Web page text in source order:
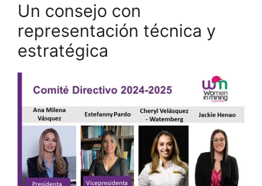
Un consejo con
representación técnica y
estratégica